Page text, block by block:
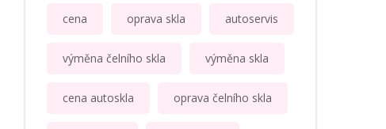
cena oprava skla autoservis
výměna čelního skla výměna skla
cena autoskla oprava čelního skla